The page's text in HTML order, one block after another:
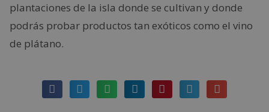
plantaciones de la isla donde se cultivan y donde
podrás probar productos tan exóticos como el vino
de plátano.